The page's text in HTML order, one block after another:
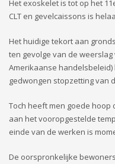
Het exoskelet is tot op het
CLT en gevelcaissons is
Het huidige tekort aan
ten gevolge van de
Amerikaanse
gedwongen stopzetting van
Toch heeft men goede
aan het vooropgestelde
einde van de werken is
De oorspronkelijke